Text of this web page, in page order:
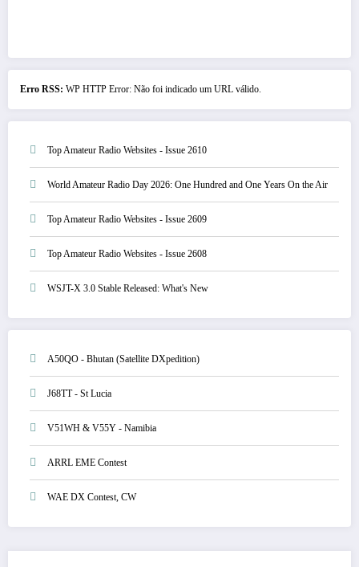
Erro RSS: WP HTTP Error: Não foi indicado um URL válido.
Top Amateur Radio Websites - Issue 2610
World Amateur Radio Day 2026: One Hundred and One Years On the Air
Top Amateur Radio Websites - Issue 2609
Top Amateur Radio Websites - Issue 2608
WSJT-X 3.0 Stable Released: What's New
A50QO - Bhutan (Satellite DXpedition)
J68TT - St Lucia
V51WH & V55Y - Namibia
ARRL EME Contest
WAE DX Contest, CW